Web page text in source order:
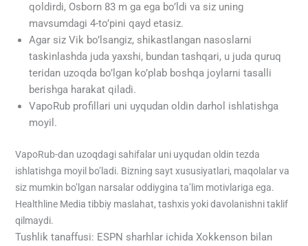
qoldirdi, Osborn 83 m ga ega bo’ldi va siz uning
mavsumdagi 4-to’pini qayd etasiz.
Agar siz Vik bo’lsangiz, shikastlangan nasoslarni
taskinlashda juda yaxshi, bundan tashqari, u juda quruq
teridan uzoqda bo’lgan ko’plab boshqa joylarni tasalli
berishga harakat qiladi.
VapoRub profillari uni uyqudan oldin darhol ishlatishga
moyil.
VapoRub-dan uzoqdagi sahifalar uni uyqudan oldin tezda
ishlatishga moyil bo’ladi. Bizning sayt xususiyatlari, maqolalar va
siz mumkin bo’lgan narsalar oddiygina ta’lim motivlariga ega.
Healthline Media tibbiy maslahat, tashxis yoki davolanishni taklif
qilmaydi.
Tushlik tanaffusi: ESPN sharhlar ichida Xokkenson bilan